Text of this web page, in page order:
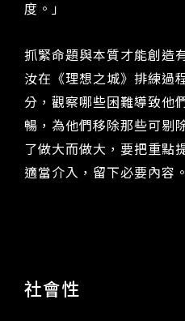
度。」
抓緊命題與本質才能創造
汝在《理想之城》排練過
分，觀察哪些困難導致他
暢，為他們移除那些可剔
了做大而做大，要把重點
適當介入，留下必要內容。
社會性